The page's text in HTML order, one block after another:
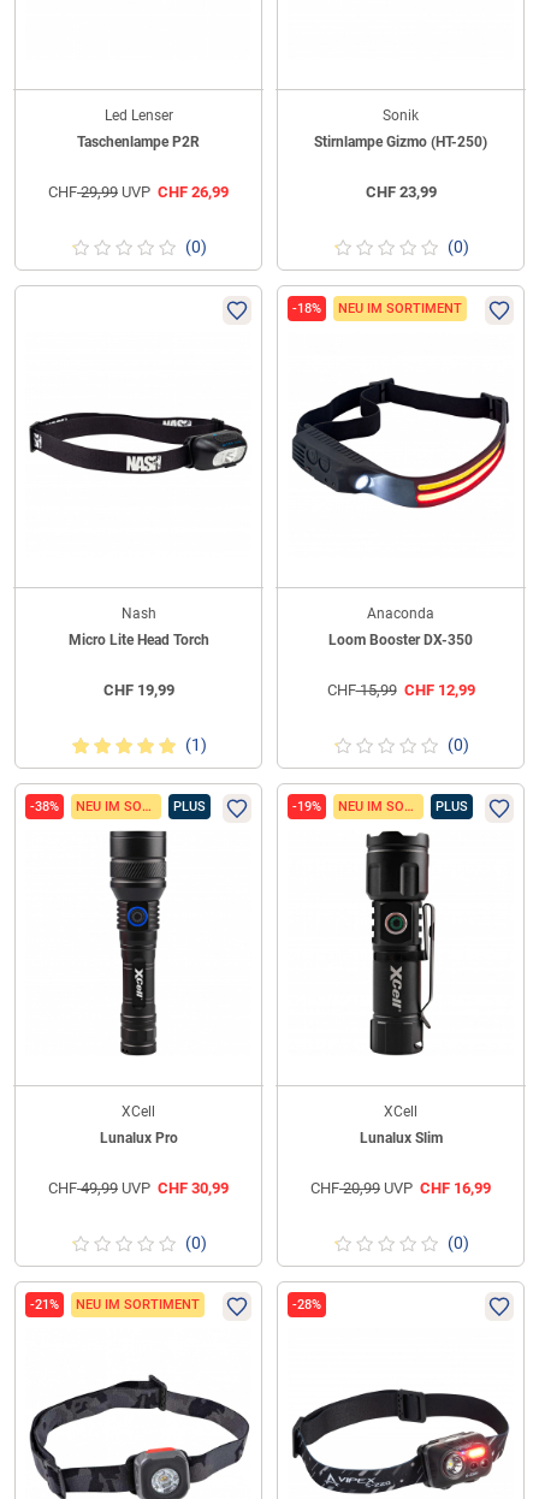
Led Lenser
Taschenlampe P2R
CHF29,99 UVP CHF 26,99
(0)
Sonik
Stirnlampe Gizmo (HT-250)
CHF23,99
(0)
Nash
Micro Lite Head Torch
CHF19,99
(1)
-18% NEU IM SORTIMENT
Anaconda
Loom Booster DX-350
CHF15,99 CHF12,99
(0)
-38% NEU IM SORTIMENT PLUS
XCell
Lunalux Pro
CHF49,99 UVP CHF 30,99
(0)
-19% NEU IM SORTIMENT PLUS
XCell
Lunalux Slim
CHF20,99 UVP CHF 16,99
(0)
-21% NEU IM SORTIMENT -28%